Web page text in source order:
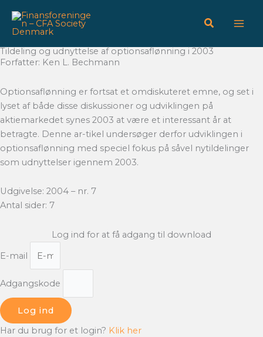
indholdet
Tildeling og udnyttelse af optionsaflønning i 2003
Forfatter: Ken L. Bechmann
Optionsaflønning er fortsat et omdiskuteret emne, og set i
lyset af både disse diskussioner og udviklingen på
aktiemarkedet synes 2003 at være et interessant år at
betragte. Denne ar-tikel undersøger derfor udviklingen i
optionsaflønning med speciel fokus på såvel nytildelinger
som udnyttelser igennem 2003.
Udgivelse: 2004 – nr. 7
Antal sider: 7
Log ind for at få adgang til download
E-mail
Adgangskode
Log ind
Har du brug for et login? Klik her